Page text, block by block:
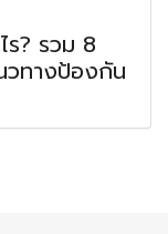
ร? รวม 8
วทางป้องกัน